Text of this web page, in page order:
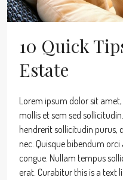
10 Quick
Estate
Lorem ipsum dolor sit
mollis et sem sed
hendrerit sollicitudin purus,
nec. Quisque bibendum
congue. Nullam tempus
erat. Curabitur this is a text